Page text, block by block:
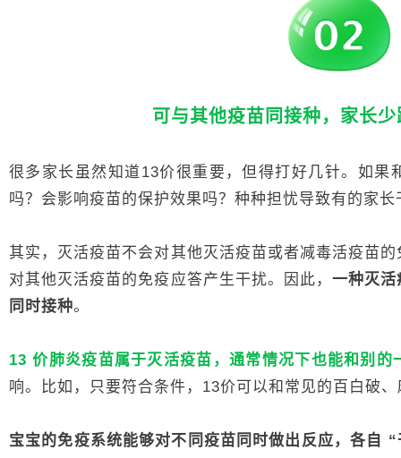
可与其他疫苗同接种，家长
很多家长虽然知道13价很重要，但得打好几针。如果
吗？会影响疫苗的保护效果吗？种种担忧导致有的家
其实，灭活疫苗不会对其他灭活疫苗或者减毒活疫苗
对其他灭活疫苗的免疫应答产生干扰。因此， 一种灭活
同时接种。
13 价肺炎疫苗属于灭活疫苗，通常情况下也能和别的
响。比如，只要符合条件，13价可以和常见的百白破
宝宝的免疫系统能够对不同疫苗同时做出反应，各自